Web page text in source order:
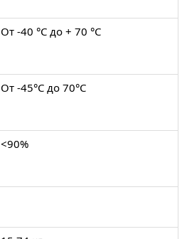
От -40 °С до + 70 °С
От -45°C до 70°C
<90%